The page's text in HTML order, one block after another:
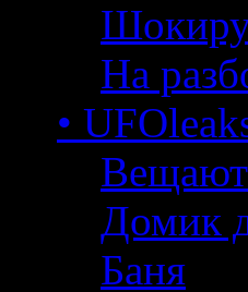
На
•
Домик
Баня